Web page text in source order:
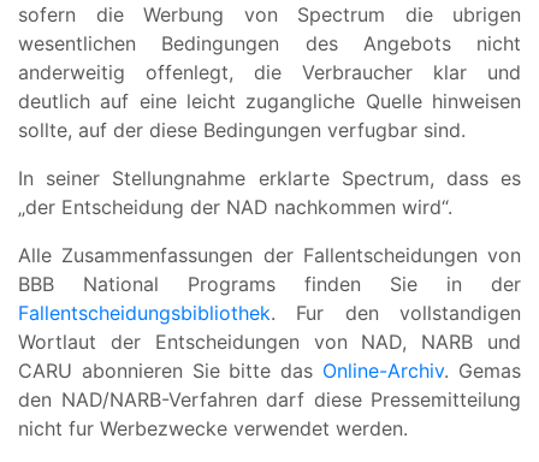
sofern die Werbung von Spectrum die ubrigen
wesentlichen Bedingungen des Angebots nicht
anderweitig offenlegt, die Verbraucher klar und
deutlich auf eine leicht zugangliche Quelle hinweisen
sollte, auf der diese Bedingungen verfugbar sind.
In seiner Stellungnahme erklarte Spectrum, dass es
„der Entscheidung der NAD nachkommen wird“.
Alle Zusammenfassungen der Fallentscheidungen von
BBB National Programs finden Sie in der
Fallentscheidungsbibliothek. Fur den vollstandigen
Wortlaut der Entscheidungen von NAD, NARB und
CARU abonnieren Sie bitte das Online-Archiv. Gemas
den NAD/NARB-Verfahren darf diese Pressemitteilung
nicht fur Werbezwecke verwendet werden.